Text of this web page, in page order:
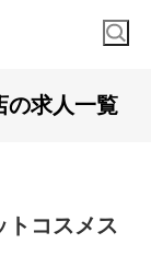
の求人一覧
コスメス